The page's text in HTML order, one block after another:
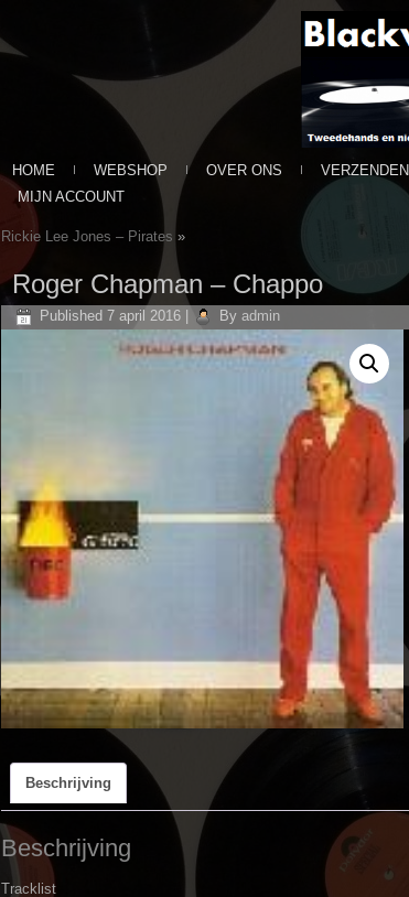
HOME WEBSHOP OVER ONS VERZENDEN
MIJN ACCOUNT
Rickie Lee Jones ‎– Pirates »
Roger Chapman ‎– Chappo
Published 7 april 2016| By admin
Beschrijving
Beschrijving
Tracklist